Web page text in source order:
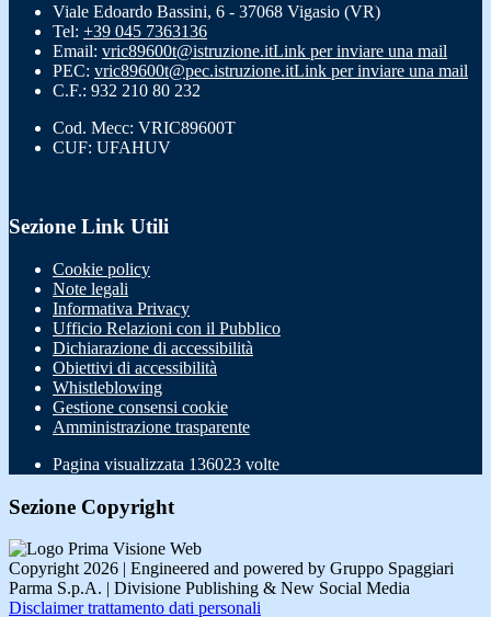
Viale Edoardo Bassini, 6 - 37068 Vigasio (VR)
Tel: +39 045 7363136
Email: vric89600t@istruzione.itLink per inviare una mail
PEC: vric89600t@pec.istruzione.itLink per inviare una mail
C.F.: 932 210 80 232
Cod. Mecc: VRIC89600T
CUF: UFAHUV
Sezione Link Utili
Cookie policy
Note legali
Informativa Privacy
Ufficio Relazioni con il Pubblico
Dichiarazione di accessibilità
Obiettivi di accessibilità
Whistleblowing
Gestione consensi cookie
Amministrazione trasparente
Pagina visualizzata 136023 volte
Sezione Copyright
Copyright 2026 | Engineered and powered by Gruppo Spaggiari
Parma S.p.A. | Divisione Publishing & New Social Media
Disclaimer trattamento dati personali